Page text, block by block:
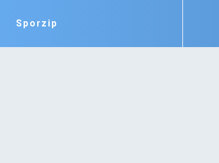
Sporzip